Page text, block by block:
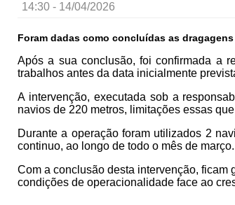
14:30 - 14/04/2026
Foram dadas como concluídas as
Após a sua conclusão, foi confirmada a
trabalhos antes da data inicialmente
A intervenção, executada sob a
navios de 220 metros, limitações essas
Durante a operação foram utilizados 2
continuo, ao longo de todo o mês de março.
Com a conclusão desta intervenção, ficam
condições de operacionalidade face ao